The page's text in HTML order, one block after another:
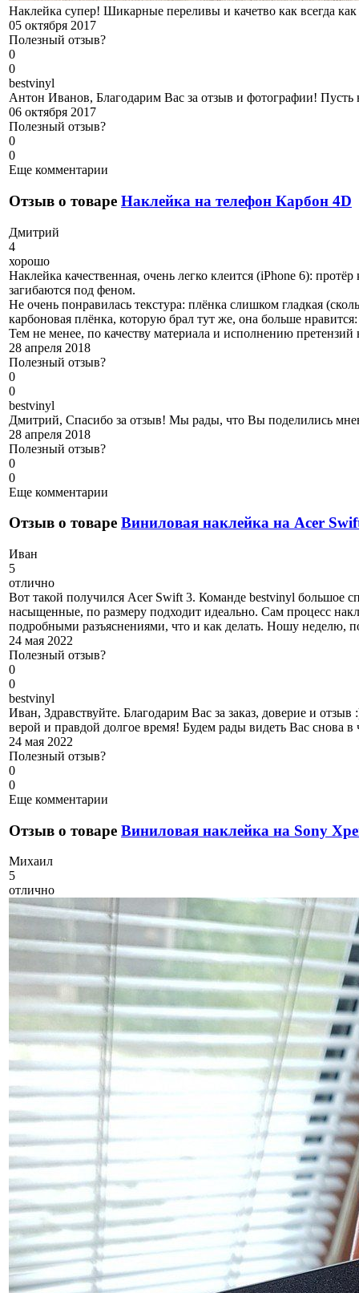
Наклейка супер! Шикарные переливы и качетво как всегда как
05 октября 2017
Полезный отзыв?
0
0
bestvinyl
Антон Иванов, Благодарим Вас за отзыв и фотографии! Пусть
06 октября 2017
Полезный отзыв?
0
0
Еще комментарии
Отзыв о товаре Наклейка на телефон Карбон 4D
Дмитрий
4
хорошо
Наклейка качественная, очень легко клеится (iPhone 6):
загибаются под феном.
Не очень понравилась текстура: плёнка слишком гладкая
карбоновая плёнка, которую брал тут же, она больше
Тем не менее, по качеству материала и исполнению претензий
28 апреля 2018
Полезный отзыв?
0
0
bestvinyl
Дмитрий, Спасибо за отзыв! Мы рады, что Вы поделились
28 апреля 2018
Полезный отзыв?
0
0
Еще комментарии
Отзыв о товаре Виниловая наклейка на Acer
Иван
5
отлично
Вот такой получился Acer Swift 3. Команде bestvinyl большое
насыщенные, по размеру подходит идеально. Сам процесс
подробными разъяснениями, что и как делать. Ношу неделю,
24 мая 2022
Полезный отзыв?
0
0
bestvinyl
Иван, Здравствуйте. Благодарим Вас за заказ, доверие и
верой и правдой долгое время! Будем рады видеть Вас снова
24 мая 2022
Полезный отзыв?
0
0
Еще комментарии
Отзыв о товаре Виниловая наклейка на Sony
Михаил
5
отлично